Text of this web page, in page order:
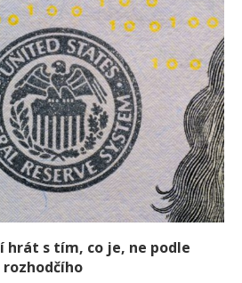
hrát s tím, co je, ne podle
rozhodčího